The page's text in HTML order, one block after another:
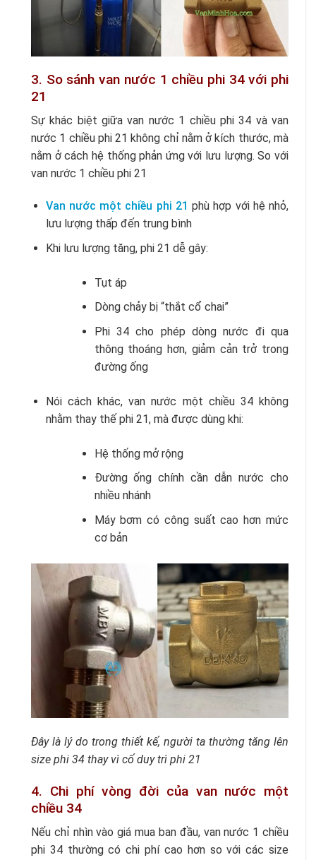
3. So sánh van nước 1 chiều phi 34 với phi
21
Sự khác biệt giữa van nước 1 chiều phi 34 và van
nước 1 chiều phi 21 không chỉ nằm ở kích thước, mà
nằm ở cách hệ thống phản ứng với lưu lượng. So với
van nước 1 chiều phi 21
Van nước một chiều phi 21 phù hợp với hệ nhỏ,
lưu lượng thấp đến trung bình
Khi lưu lượng tăng, phi 21 dễ gây:
Tụt áp
Dòng chảy bị “thắt cổ chai”
Phi 34 cho phép dòng nước đi qua
thông thoáng hơn, giảm cản trở trong
đường ống
Nói cách khác, van nước một chiều 34 không
nhằm thay thế phi 21, mà được dùng khi:
Hệ thống mở rộng
Đường ống chính cần dẫn nước cho
nhiều nhánh
Máy bơm có công suất cao hơn mức
cơ bản
Đây là lý do trong thiết kế, người ta thường tăng lên
size phi 34 thay vì cố duy trì phi 21
4. Chi phí vòng đời của van nước một
chiều 34
Nếu chỉ nhìn vào giá mua ban đầu, van nước 1 chiều
phi 34 thường có chi phí cao hơn so với các size